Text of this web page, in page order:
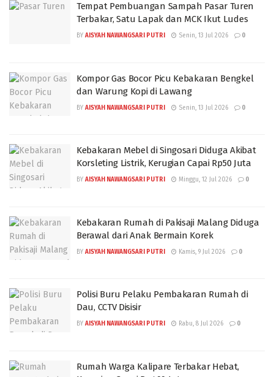
Tempat Pembuangan Sampah Pasar Turen
Terbakar, Satu Lapak dan MCK Ikut Ludes
BY AISYAH NAWANGSARI PUTRI Senin, 13 Jul 2026 0
Kompor Gas Bocor Picu Kebakaran Bengkel
dan Warung Kopi di Lawang
BY AISYAH NAWANGSARI PUTRI Senin, 13 Jul 2026 0
Kebakaran Mebel di Singosari Diduga Akibat
Korsleting Listrik, Kerugian Capai Rp50 Juta
BY AISYAH NAWANGSARI PUTRI Minggu, 12 Jul 2026 0
Kebakaran Rumah di Pakisaji Malang Diduga
Berawal dari Anak Bermain Korek
BY AISYAH NAWANGSARI PUTRI Kamis, 9 Jul 2026 0
Polisi Buru Pelaku Pembakaran Rumah di
Dau, CCTV Disisir
BY AISYAH NAWANGSARI PUTRI Rabu, 8 Jul 2026 0
Rumah Warga Kalipare Terbakar Hebat,